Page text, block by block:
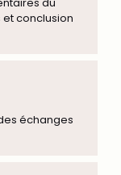
du
conclusion
échanges